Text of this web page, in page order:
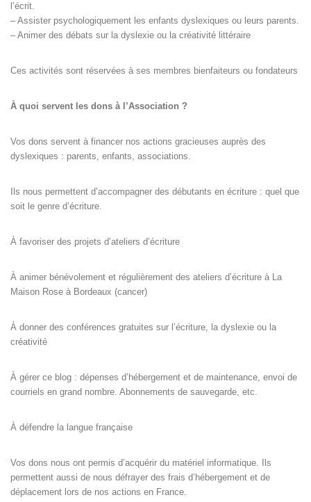
l’écrit.
– Assister psychologiquement les enfants dyslexiques ou leurs parents.
– Animer des débats sur la dyslexie ou la créativité littéraire
Ces activités sont réservées à ses membres bienfaiteurs ou fondateurs
À quoi servent les dons à l’Association ?
Vos dons servent à financer nos actions gracieuses auprès des
dyslexiques : parents, enfants, associations.
Ils nous permettent d’accompagner des débutants en écriture : quel que
soit le genre d’écriture.
À favoriser des projets d’ateliers d’écriture
À animer bénévolement et régulièrement des ateliers d’écriture à La
Maison Rose à Bordeaux (cancer)
À donner des conférences gratuites sur l’écriture, la dyslexie ou la
créativité
À gérer ce blog : dépenses d’hébergement et de maintenance, envoi de
courriels en grand nombre. Abonnements de sauvegarde, etc.
À défendre la langue française
Vos dons nous ont permis d’acquérir du matériel informatique. Ils
permettent aussi de nous défrayer des frais d’hébergement et de
déplacement lors de nos actions en France.